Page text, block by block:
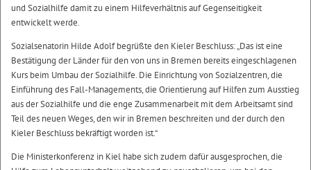
und Sozialhilfe damit zu einem Hilfeverhältnis auf Gegenseitigkeit
entwickelt werde.
Sozialsenatorin Hilde Adolf begrüßte den Kieler Beschluss: „Das ist eine
Bestätigung der Länder für den von uns in Bremen bereits eingeschlagenen
Kurs beim Umbau der Sozialhilfe. Die Einrichtung von Sozialzentren, die
Einführung des Fall-Managements, die Orientierung auf Hilfen zum Ausstieg
aus der Sozialhilfe und die enge Zusammenarbeit mit dem Arbeitsamt sind
Teil des neuen Weges, den wir in Bremen beschreiten und der durch den
Kieler Beschluss bekräftigt worden ist.“
Die Ministerkonferenz in Kiel habe sich zudem dafür ausgesprochen, die